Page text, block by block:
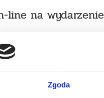
Zgoda
line na